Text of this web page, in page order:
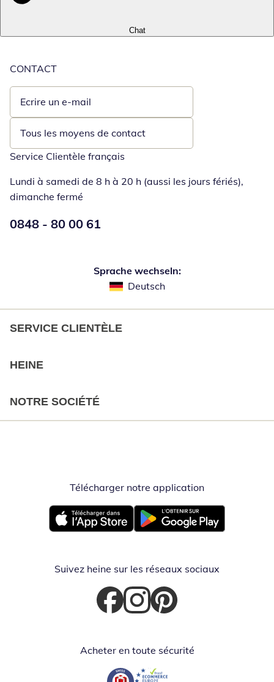
Chat
CONTACT
Ecrire un e-mail
Ouvre un client de messagerie
Tous les moyens de contact
Service Clientèle français
Lundi à samedi de 8 h à 20 h (aussi les jours fériés),
dimanche fermé
Numéro de téléphone:
0848 - 80 00 61
Sprache wechseln:
Deutsch
SERVICE CLIENTÈLE
HEINE
NOTRE SOCIÉTÉ
Télécharger notre application
Opent in nieuw vensterOpent in nieuw venster
Suivez heine sur les réseaux sociaux
Opent in nieuw venster
Opent in nieuw venster
Opent in nieuw venster
Acheter en toute sécurité